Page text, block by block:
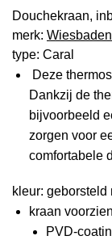
Douchekraan,
merk: Wiesbaden
type: Caral
Deze
Dankzij de
bijvoorbeeld
zorgen voor
comfortabele
kleur: geborsteld
kraan
PVD-